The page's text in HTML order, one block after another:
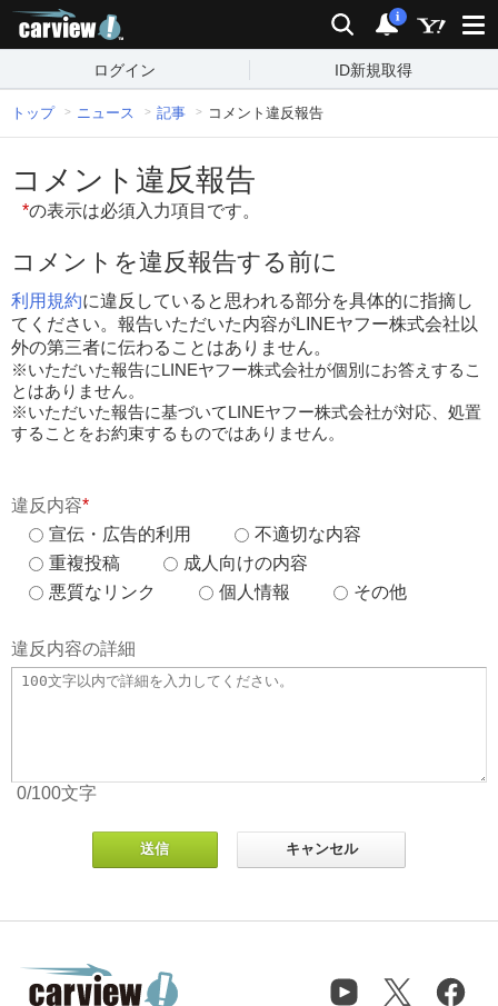
検索 通知
i
ログイン ID新規取得
トップ ニュース 記事 コメント違反報告
コメント違反報告
*の表示は必須入力項目です。
コメントを違反報告する前に
利用規約に違反していると思われる部分を具体的に指摘し
てください。報告いただいた内容がLINEヤフー株式会社以
外の第三者に伝わることはありません。
※いただいた報告にLINEヤフー株式会社が個別にお答えするこ
とはありません。
※いただいた報告に基づいてLINEヤフー株式会社が対応、処置
することをお約束するものではありません。
違反内容*
宣伝・広告的利用
不適切な内容
重複投稿
成人向けの内容
悪質なリンク
個人情報 その他
違反内容の詳細
0/100文字